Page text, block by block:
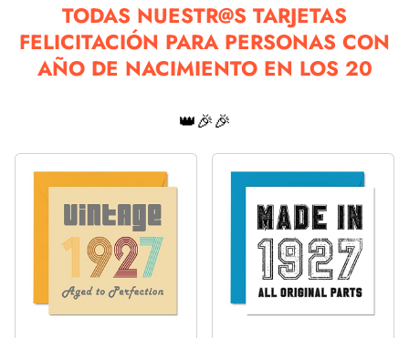
TODAS NUESTR@S TARJETAS
FELICITACIÓN PARA PERSONAS CON
AÑO DE NACIMIENTO EN LOS 20
👑🎉🎉